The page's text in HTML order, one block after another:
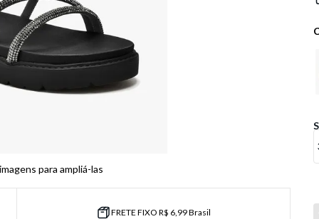
para ampliá-las
FRETE FIXO R$ 6,99 Brasil